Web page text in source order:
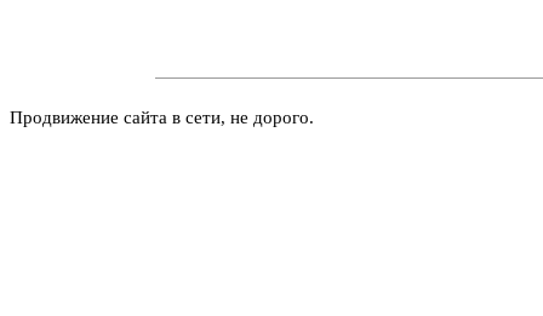
Продвижение сайта в сети, не дорого.